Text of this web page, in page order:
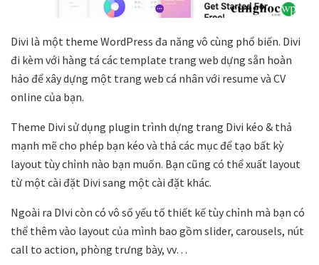
Divi là một theme WordPress đa năng vô cùng phổ biến. Divi
đi kèm với hàng tá các template trang web dựng sẵn hoàn
hảo để xây dựng một trang web cá nhân với resume và CV
online của bạn.
Theme Divi sử dụng plugin trình dựng trang Divi kéo & thả
mạnh mẽ cho phép bạn kéo và thả các mục để tạo bất kỳ
layout tùy chỉnh nào bạn muốn. Bạn cũng có thể xuất layout
từ một cài đặt Divi sang một cài đặt khác.
Ngoài ra DIvi còn có vô số yếu tố thiết kế tùy chỉnh mà bạn có
thể thêm vào layout của mình bao gồm slider, carousels, nút
call to action, phòng trưng bày, vv…